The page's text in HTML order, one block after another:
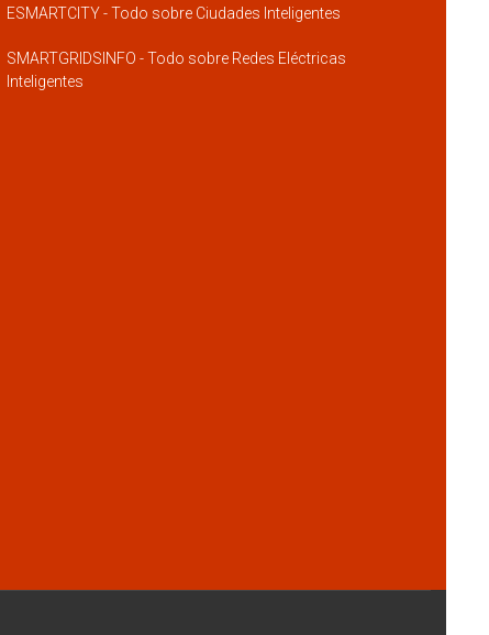
ESMARTCITY - Todo sobre Ciudades Inteligentes
SMARTGRIDSINFO - Todo sobre Redes Eléctricas
Inteligentes